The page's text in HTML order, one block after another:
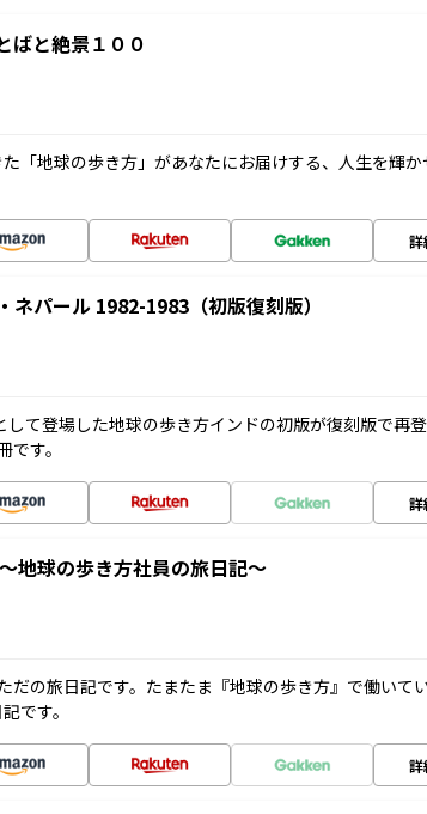
ばと絶景１００
「地球の歩き方」があなたにお届けする、人生を輝か
詳
ネパール 1982-1983（初版復刻版）
して登場した地球の歩き方インドの初版が復刻版で再
す。
詳
地球の歩き方社員の旅日記～
だの旅日記です。たまたま『地球の歩き方』で働いて
です。
詳